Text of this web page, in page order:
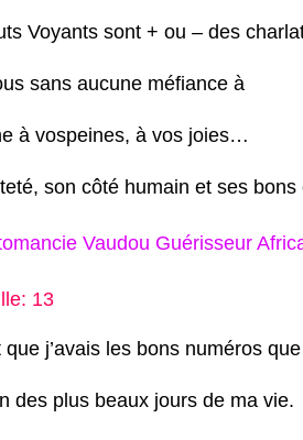
Voyants sont + ou – des
sans aucune méfiance à
à vospeines, à vos joies…
son côté humain et ses bons
Vaudou Guérisseur
13
j’avais les bons numéros
des plus beaux jours de ma vie.